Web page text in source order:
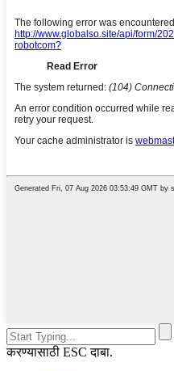
करण्यासाठी ESC दाबा.